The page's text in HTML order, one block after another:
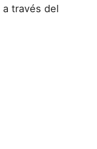
través del